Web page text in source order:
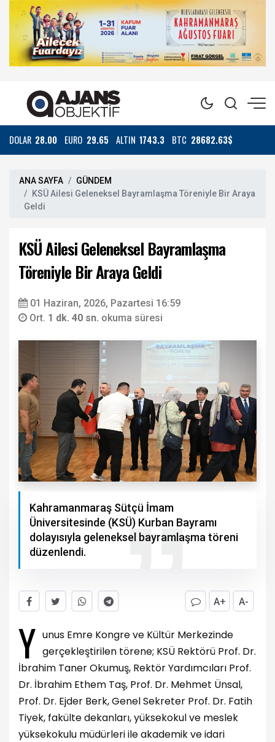
DOLAR 28.00 EURO 29.65 ALTIN 1743.3 BTC 28682.63$
ANA SAYFA
GÜNDEM
KSÜ Ailesi Geleneksel Bayramlaşma Töreniyle Bir Araya
Geldi
KSÜ Ailesi Geleneksel Bayramlaşma
Töreniyle Bir Araya Geldi
01 Haziran, 2026, Pazartesi 16:59
Ort. 1 dk. 40 sn. okuma süresi
Kahramanmaraş Sütçü İmam
Üniversitesinde (KSÜ) Kurban Bayramı
dolayısıyla geleneksel bayramlaşma töreni
düzenlendi.
A+ A-
Y unus Emre Kongre ve Kültür Merkezinde
gerçekleştirilen törene; KSÜ Rektörü Prof. Dr.
İbrahim Taner Okumuş, Rektör Yardımcıları Prof.
Dr. İbrahim Ethem Taş, Prof. Dr. Mehmet Ünsal,
Prof. Dr. Ejder Berk, Genel Sekreter Prof. Dr. Fatih
Tiyek, fakülte dekanları, yüksekokul ve meslek
yüksekokulu müdürleri ile akademik ve idari